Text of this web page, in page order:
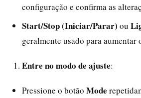
configuração e confirma as
Start/Stop (Iniciar/Parar) ou
geralmente usado para
Entre no modo de ajuste:
Pressione o botão Mode